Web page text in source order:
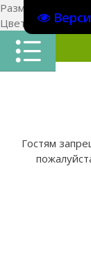
Размер шрифта:
Цвет сайтаЦ Ц Ц
Гостям